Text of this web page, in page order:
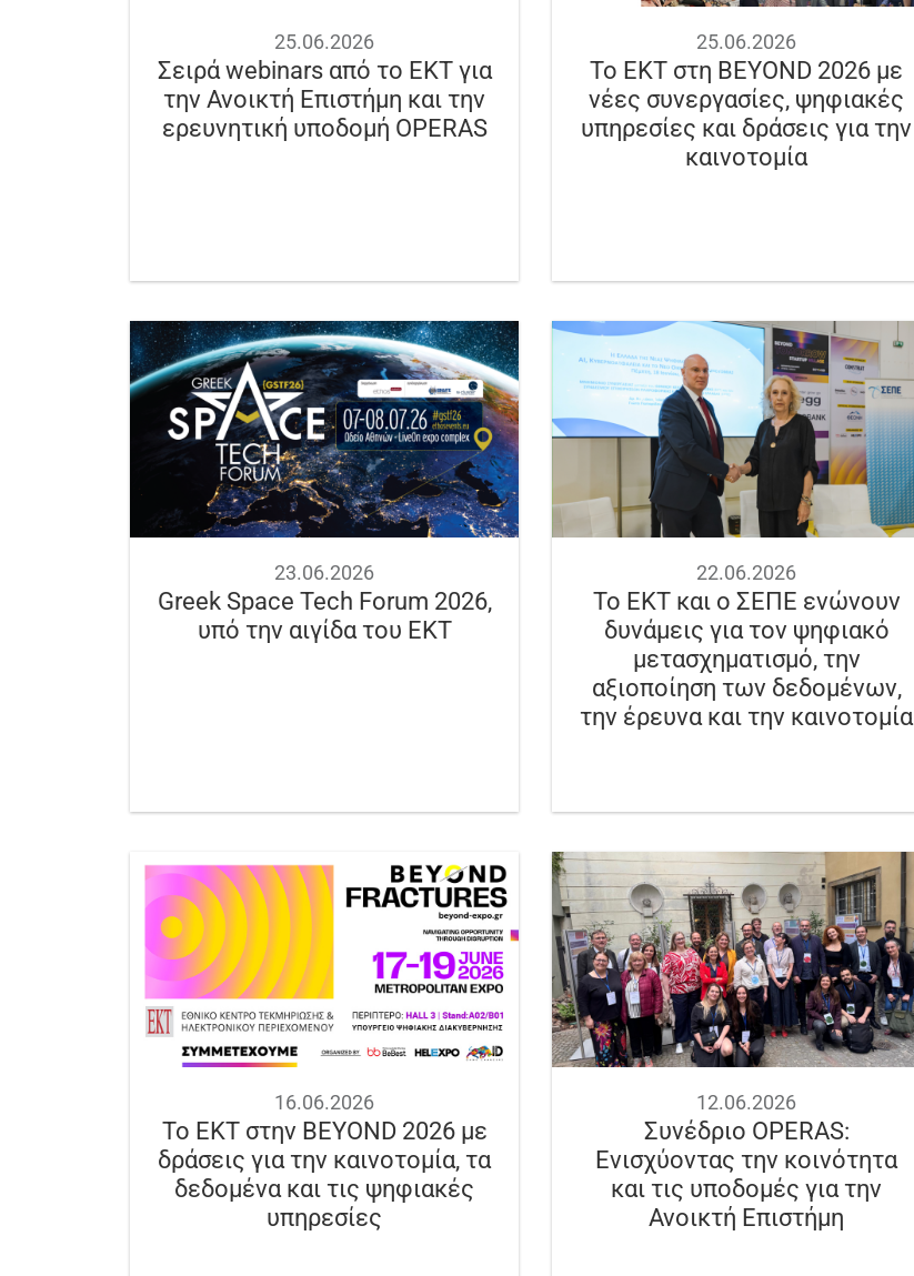
25.06.2026
Σειρά webinars από το ΕΚΤ για
την Ανοικτή Επιστήμη και την
ερευνητική υποδομή OPERAS
25.06.2026
Το ΕΚΤ στη BEYOND 2026 με
νέες συνεργασίες, ψηφιακές
υπηρεσίες και δράσεις για την
καινοτομία
23.06.2026
Greek Space Tech Forum 2026,
υπό την αιγίδα του ΕΚΤ
22.06.2026
Το ΕΚΤ και ο ΣΕΠΕ ενώνουν
δυνάμεις για τον ψηφιακό
μετασχηματισμό, την
αξιοποίηση των δεδομένων,
την έρευνα και την καινοτομία
16.06.2026
Το ΕΚΤ στην BEYOND 2026 με
δράσεις για την καινοτομία, τα
δεδομένα και τις ψηφιακές
υπηρεσίες
12.06.2026
Συνέδριο OPERAS:
Ενισχύοντας την κοινότητα
και τις υποδομές για την
Ανοικτή Επιστήμη